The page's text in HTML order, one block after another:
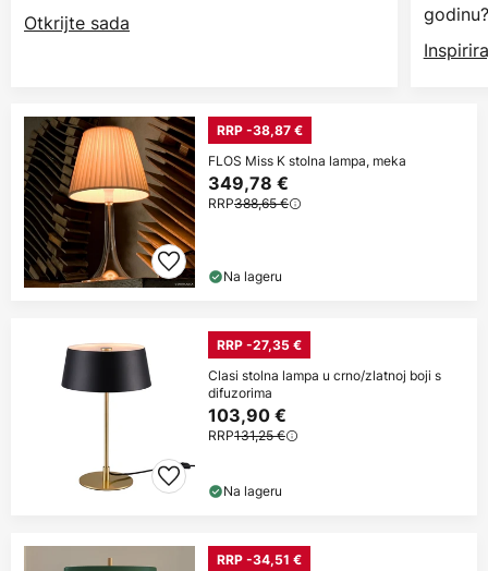
Otkrijte sada
godinu?
RRP -38,87 €
FLOS Miss K stolna lampa, meka
349,78 €
RRP388,65 €
Na lageru
RRP -27,35 €
Clasi stolna lampa u crno/zlatnoj boji s
difuzorima
103,90 €
RRP131,25 €
Na lageru
RRP -34,51 €